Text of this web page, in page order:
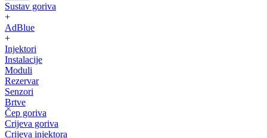
Sustav goriva
+
AdBlue
+
Injektori
Instalacije
Moduli
Rezervar
Senzori
Brtve
Čep goriva
Crijeva goriva
Crijeva injektora